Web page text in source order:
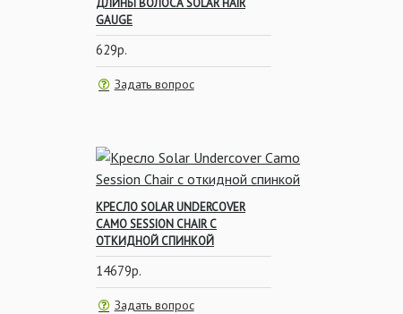
Род-поды, Стойки,
Держатели
GAUGE
629р.
Задать вопрос
КРЕСЛО SOLAR UNDERCOVER
CAMO SESSION CHAIR С
ОТКИДНОЙ СПИНКОЙ
14679р.
Задать вопрос